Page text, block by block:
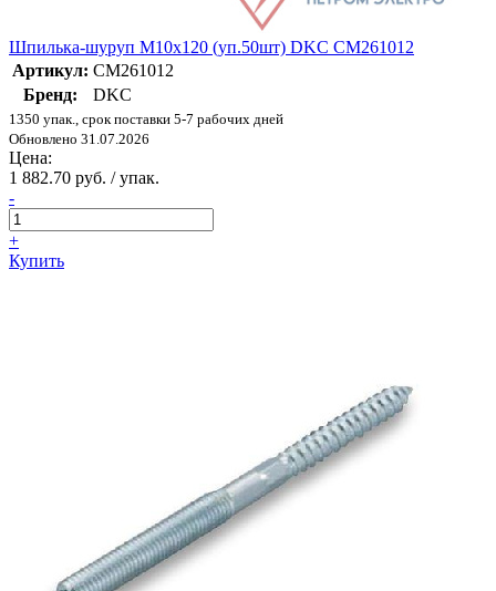
Шпилька-шуруп M10х120 (уп.50шт) DKC CM261012
Артикул: CM261012
Бренд:
DKC
1350 упак., срок поставки 5-7 рабочих дней
Обновлено 31.07.2026
Цена:
1 882.70 руб. / упак.
-
+
Купить